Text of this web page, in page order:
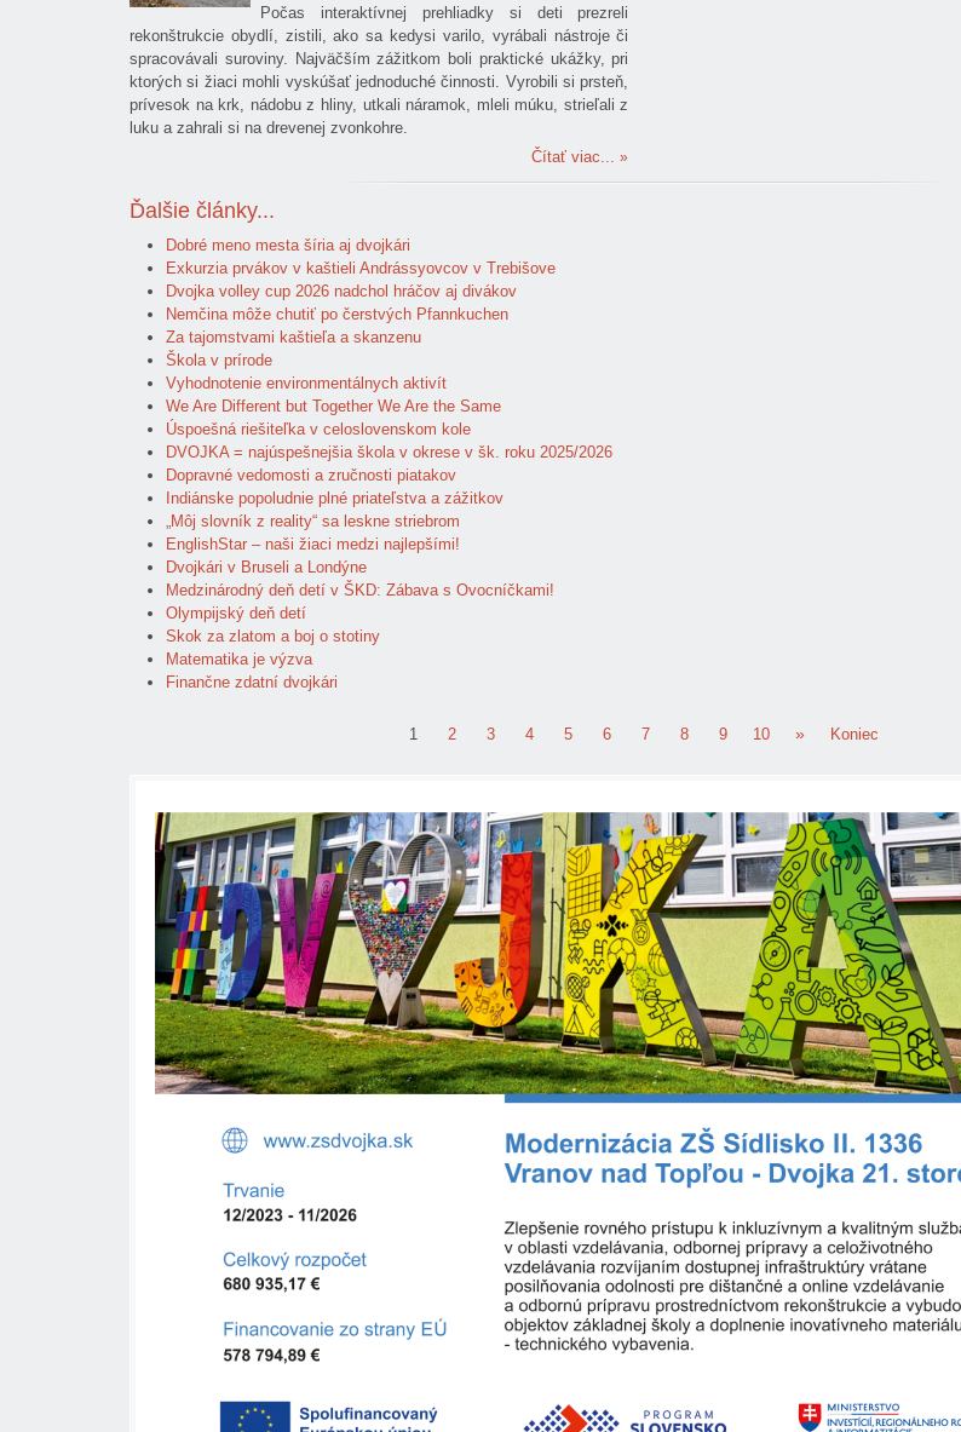
Počas interaktívnej prehliadky si deti prezreli
rekonštrukcie obydlí, zistili, ako sa kedysi varilo, vyrábali nástroje či
spracovávali suroviny. Najväčším zážitkom boli praktické ukážky, pri
ktorých si žiaci mohli vyskúšať jednoduché činnosti. Vyrobili si prsteň,
prívesok na krk, nádobu z hliny, utkali náramok, mleli múku, strieľali z
luku a zahrali si na drevenej zvonkohre.
Čítať viac...
Ďalšie články...
Dobré meno mesta šíria aj dvojkári
Exkurzia prvákov v kaštieli Andrássyovcov v Trebišove
Dvojka volley cup 2026 nadchol hráčov aj divákov
Nemčina môže chutiť po čerstvých Pfannkuchen
Za tajomstvami kaštieľa a skanzenu
Škola v prírode
Vyhodnotenie environmentálnych aktivít
We Are Different but Together We Are the Same
Úspoešná riešiteľka v celoslovenskom kole
DVOJKA = najúspešnejšia škola v okrese v šk. roku 2025/2026
Dopravné vedomosti a zručnosti piatakov
Indiánske popoludnie plné priateľstva a zážitkov
„Môj slovník z reality“ sa leskne striebrom
EnglishStar – naši žiaci medzi najlepšími!
Dvojkári v Bruseli a Londýne
Medzinárodný deň detí v ŠKD: Zábava s Ovocníčkami!
Olympijský deň detí
Skok za zlatom a boj o stotiny
Matematika je výzva
Finančne zdatní dvojkári
1 2 3 4 5 6 7 8 9 10 » Koniec